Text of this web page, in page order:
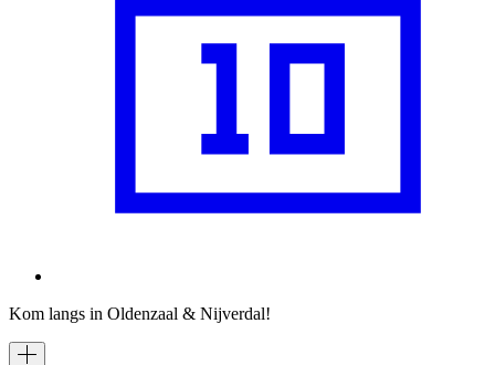
Kom langs in Oldenzaal & Nijverdal!